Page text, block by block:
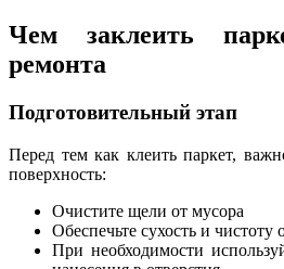
Чем заклеить
ремонта
Подготовительный этап
Перед тем как клеить паркет,
поверхность:
Очистите щели от мусора
Обеспечьте сухость и чистоту
При необходимости